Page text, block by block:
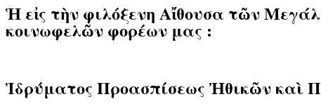
Ἡ εἰς τὴν φιλόξενη Αἴθουσα τῶν
κοινωφελῶν φορέων μας :
Ἱδρύματος Προασπίσεως Ἠθικῶν καὶ